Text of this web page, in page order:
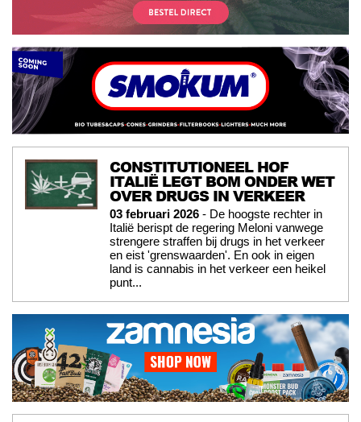
CONSTITUTIONEEL HOF
ITALIË LEGT BOM ONDER WET
OVER DRUGS IN VERKEER
03 februari 2026 - De hoogste rechter in
Italië berispt de regering Meloni vanwege
strengere straffen bij drugs in het verkeer
en eist 'grenswaarden'. En ook in eigen
land is cannabis in het verkeer een heikel
punt...